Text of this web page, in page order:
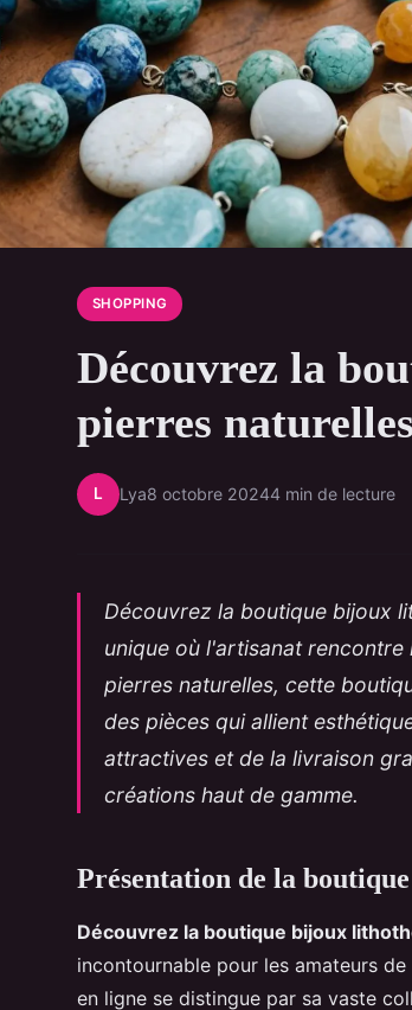
SHOPPING
Découvrez la
pierres
L Lya8 octobre 20244 min de lecture
Découvrez la boutique bijoux
unique où l'artisanat rencontre
pierres naturelles, cette
des pièces qui allient
attractives et de la livraison
créations haut de gamme.
Présentation de la
Découvrez la boutique bijoux
incontournable pour les amateurs de
en ligne se distingue par sa vaste